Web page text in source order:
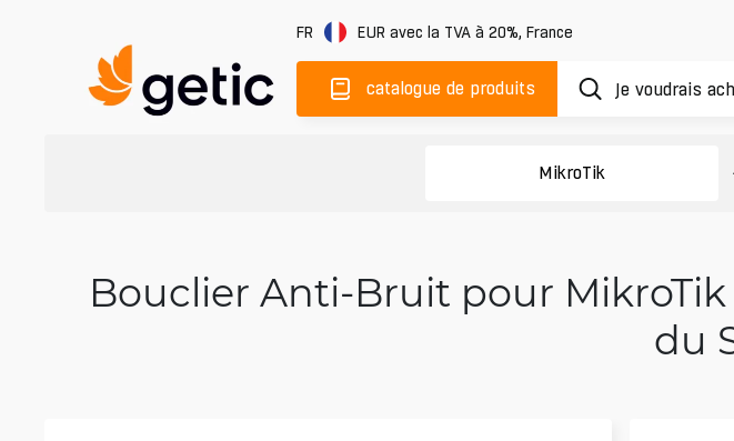
FR EUR avec la TVA à 20%, France
catalogue de produits
MikroTik
Bouclier Anti-Bruit pour
du